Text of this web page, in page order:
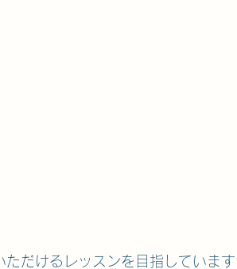
だけるレッスンを目指していま